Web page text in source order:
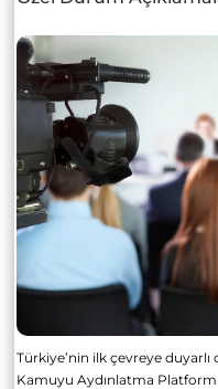
Türkiye’nin ilk çevreye duyarlı
Kamuyu Aydınlatma